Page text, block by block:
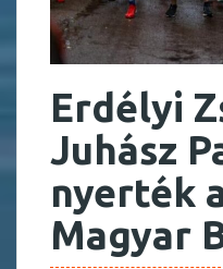
Erdélyi
Juhász
nyerték
Magyar